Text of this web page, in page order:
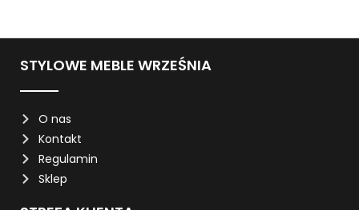
STYLOWE MEBLE WRZEŚNIA
O nas
Kontakt
Regulamin
Sklep